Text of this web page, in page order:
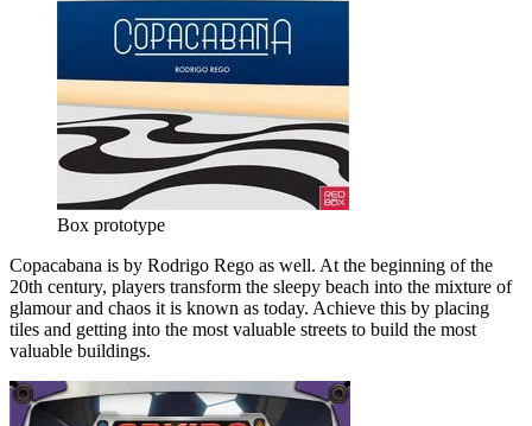
Box prototype
Copacabana is by Rodrigo Rego as well. At the beginning of the
20th century, players transform the sleepy beach into the mixture of
glamour and chaos it is known as today. Achieve this by placing
tiles and getting into the most valuable streets to build the most
valuable buildings.